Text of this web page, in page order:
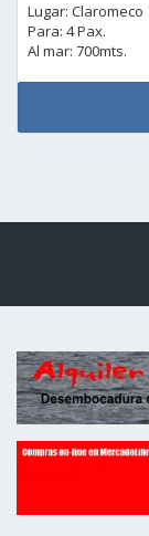
Lugar: Claromeco
Para: 4 Pax.
Al mar: 700mts.